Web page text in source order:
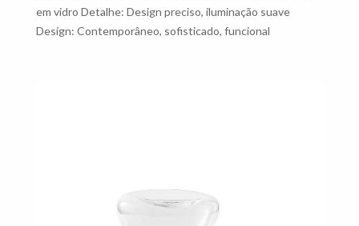
em vidro Detalhe: Design preciso, iluminação suave
Design: Contemporâneo, sofisticado, funcional